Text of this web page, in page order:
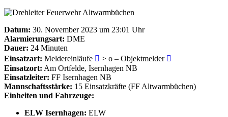
Datum: 30. November 2023 um 23:01 Uhr
Alarmierungsart: DME
Dauer: 24 Minuten
Einsatzart: Meldereinläufe
> o – Objektmelder
Einsatzort: Am Ortfelde, Isernhagen NB
Einsatzleiter: FF Isernhagen NB
Mannschaftsstärke: 15 Einsatzkräfte (FF Altwarmbüchen)
Einheiten und Fahrzeuge:
ELW Isernhagen: ELW